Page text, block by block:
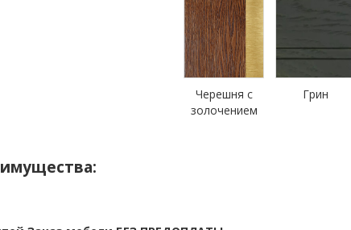
Черешня с
золочением
Грин